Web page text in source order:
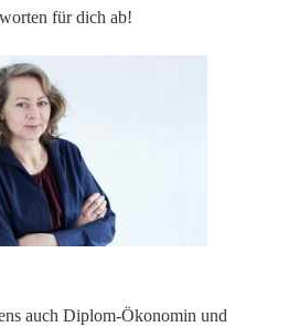
für dich ab!
auch Diplom-Ökonomin und